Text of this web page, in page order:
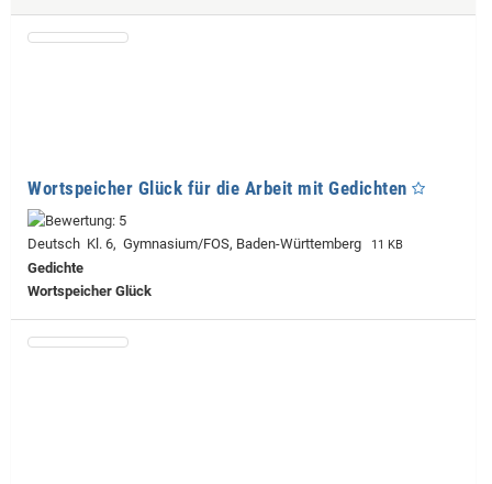
Wortspeicher Glück für die Arbeit mit Gedichten
Deutsch Kl. 6, Gymnasium/FOS, Baden-Württemberg 11 KB
Gedichte
Wortspeicher Glück